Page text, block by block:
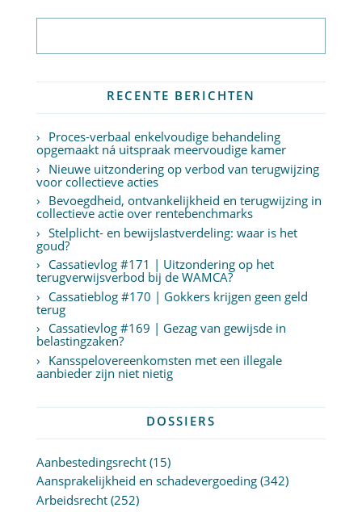
RECENTE BERICHTEN
Proces-verbaal enkelvoudige behandeling
opgemaakt ná uitspraak meervoudige kamer
Nieuwe uitzondering op verbod van terugwijzing
voor collectieve acties
Bevoegdheid, ontvankelijkheid en terugwijzing in
collectieve actie over rentebenchmarks
Stelplicht- en bewijslastverdeling: waar is het
goud?
Cassatievlog #171 | Uitzondering op het
terugverwijsverbod bij de WAMCA?
Cassatieblog #170 | Gokkers krijgen geen geld
terug
Cassatievlog #169 | Gezag van gewijsde in
belastingzaken?
Kansspelovereenkomsten met een illegale
aanbieder zijn niet nietig
DOSSIERS
Aanbestedingsrecht(15)
Aansprakelijkheid en schadevergoeding(342)
Arbeidsrecht(252)